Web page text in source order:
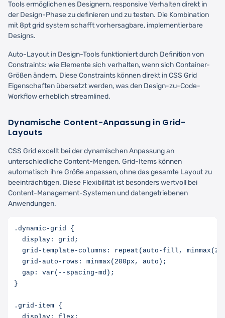
Tools ermöglichen es Designern, responsive Verhalten direkt in
der Design-Phase zu definieren und zu testen. Die Kombination
mit 8pt grid system schafft vorhersagbare, implementierbare
Designs.
Auto-Layout in Design-Tools funktioniert durch Definition von
Constraints: wie Elemente sich verhalten, wenn sich Container-
Größen ändern. Diese Constraints können direkt in CSS Grid
Eigenschaften übersetzt werden, was den Design-zu-Code-
Workflow erheblich streamlined.
Dynamische Content-Anpassung in Grid-
Layouts
CSS Grid excellt bei der dynamischen Anpassung an
unterschiedliche Content-Mengen. Grid-Items können
automatisch ihre Größe anpassen, ohne das gesamte Layout zu
beeinträchtigen. Diese Flexibilität ist besonders wertvoll bei
Content-Management-Systemen und datengetriebenen
Anwendungen.
.dynamic-grid {
  display: grid;
grid-template-columns: repeat(auto-fill,
  grid-auto-rows: minmax(200px, auto);
  gap: var(--spacing-md);
}
.grid-item {